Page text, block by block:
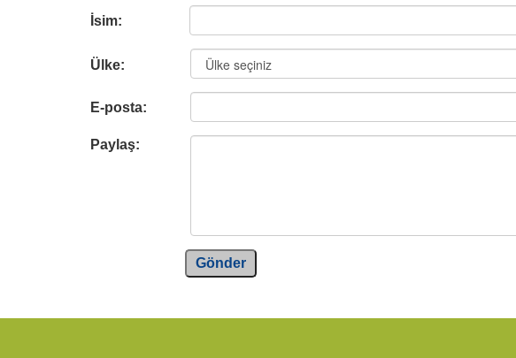
İsim:
Ülke:
E-posta:
Paylaş:
Gönder